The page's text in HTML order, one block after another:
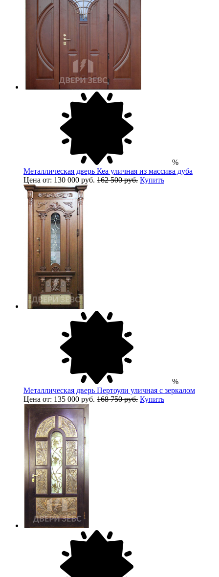
%
Металлическая дверь Кеа уличная из массива дуба
Цена от: 130 000 руб. 162 500 руб. Купить
%
Металлическая дверь Пертоули уличная с зеркалом
Цена от: 135 000 руб. 168 750 руб. Купить